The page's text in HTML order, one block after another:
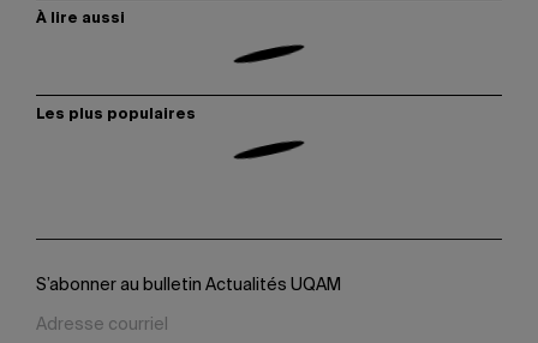
À lire aussi
Les plus populaires
S’abonner au bulletin Actualités UQAM